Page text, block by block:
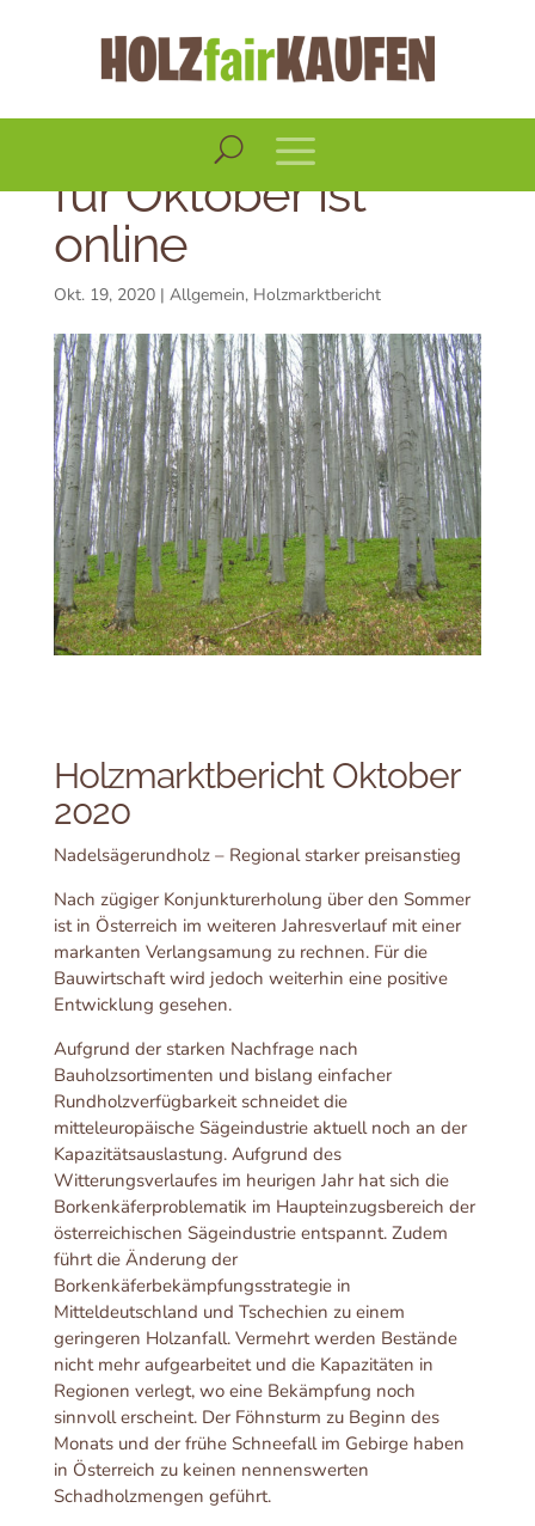
Der
Holzmarktbericht
für Oktober ist
online
Okt. 19, 2020| Allgemein, Holzmarktbericht
Holzmarktbericht Oktober
2020
Nadelsägerundholz – Regional starker preisanstieg
Nach zügiger Konjunkturerholung über den Sommer
ist in Österreich im weiteren Jahresverlauf mit einer
markanten Verlangsamung zu rechnen. Für die
Bauwirtschaft wird jedoch weiterhin eine positive
Entwicklung gesehen.
Aufgrund der starken Nachfrage nach
Bauholzsortimenten und bislang einfacher
Rundholzverfügbarkeit schneidet die
mitteleuropäische Sägeindustrie aktuell noch an der
Kapazitätsauslastung. Aufgrund des
Witterungsverlaufes im heurigen Jahr hat sich die
Borkenkäferproblematik im Haupteinzugsbereich der
österreichischen Sägeindustrie entspannt. Zudem
führt die Änderung der
Borkenkäferbekämpfungsstrategie in
Mitteldeutschland und Tschechien zu einem
geringeren Holzanfall. Vermehrt werden Bestände
nicht mehr aufgearbeitet und die Kapazitäten in
Regionen verlegt, wo eine Bekämpfung noch
sinnvoll erscheint. Der Föhnsturm zu Beginn des
Monats und der frühe Schneefall im Gebirge haben
in Österreich zu keinen nennenswerten
Schadholzmengen geführt.